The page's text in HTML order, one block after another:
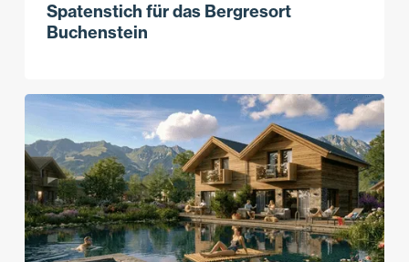
Spatenstich für das Bergresort
Buchenstein